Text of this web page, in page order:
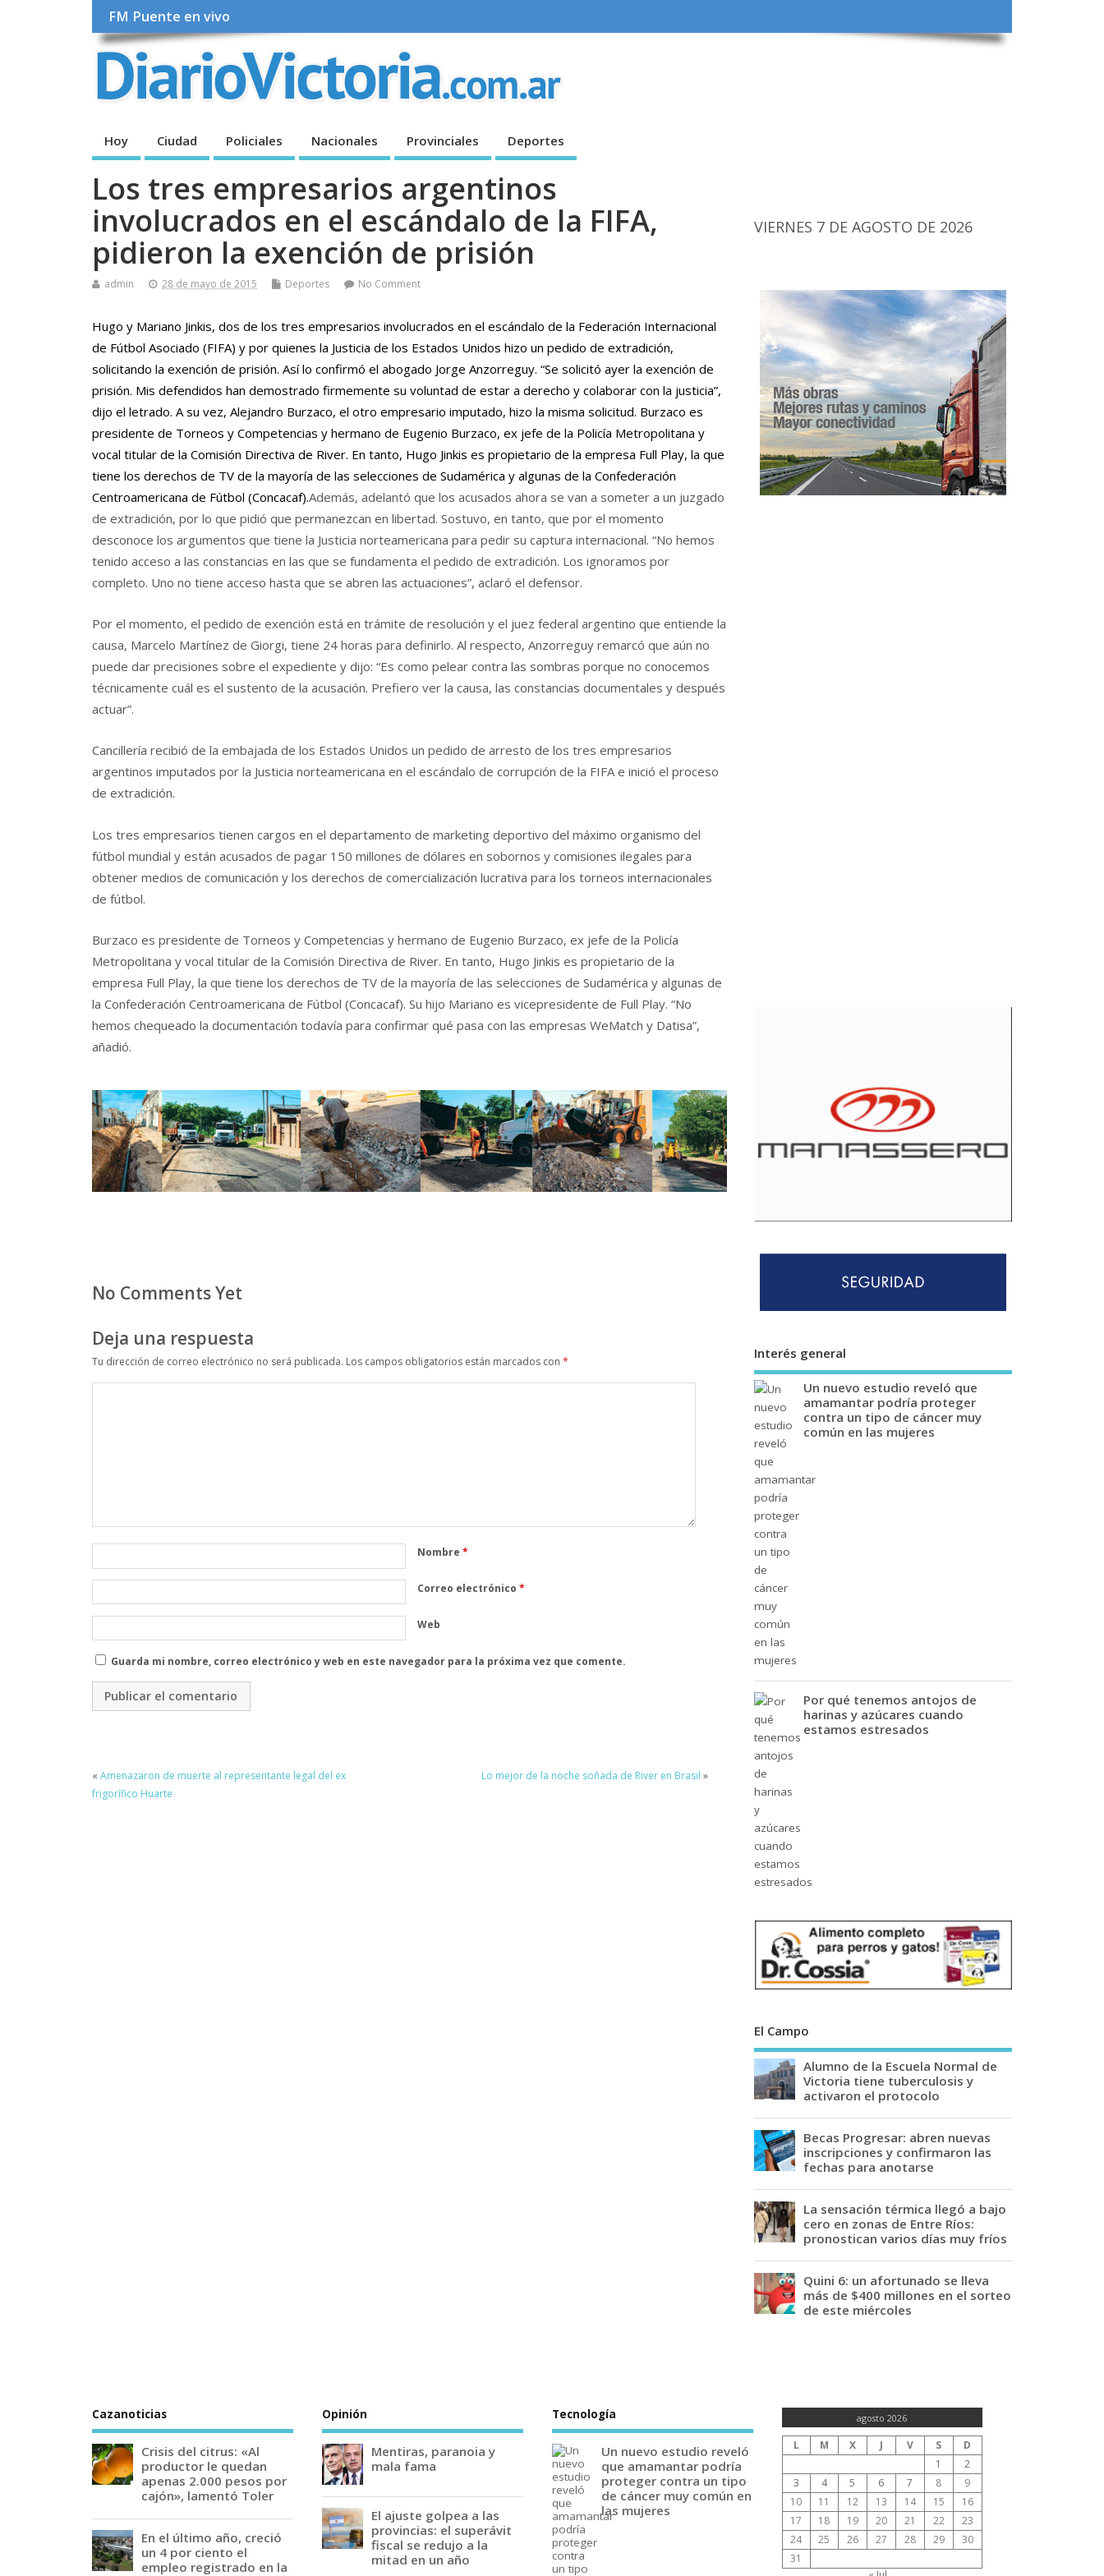
FM Puente en vivo
Hoy Ciudad Policiales Nacionales Provinciales Deportes
Los tres empresarios argentinos
involucrados en el escándalo de la FIFA,
pidieron la exención de prisión
admin 28 de mayo de 2015 Deportes No Comment
Hugo y Mariano Jinkis, dos de los tres empresarios involucrados en el escándalo de la Federación Internacional
de Fútbol Asociado (FIFA) y por quienes la Justicia de los Estados Unidos hizo un pedido de extradición,
solicitando la exención de prisión. Así lo confirmó el abogado Jorge Anzorreguy. “Se solicitó ayer la exención de
prisión. Mis defendidos han demostrado firmemente su voluntad de estar a derecho y colaborar con la justicia”,
dijo el letrado. A su vez, Alejandro Burzaco, el otro empresario imputado, hizo la misma solicitud. Burzaco es
presidente de Torneos y Competencias y hermano de Eugenio Burzaco, ex jefe de la Policía Metropolitana y
vocal titular de la Comisión Directiva de River. En tanto, Hugo Jinkis es propietario de la empresa Full Play, la que
tiene los derechos de TV de la mayoría de las selecciones de Sudamérica y algunas de la Confederación
Centroamericana de Fútbol (Concacaf).Además, adelantó que los acusados ahora se van a someter a un juzgado
de extradición, por lo que pidió que permanezcan en libertad. Sostuvo, en tanto, que por el momento
desconoce los argumentos que tiene la Justicia norteamericana para pedir su captura internacional. “No hemos
tenido acceso a las constancias en las que se fundamenta el pedido de extradición. Los ignoramos por
completo. Uno no tiene acceso hasta que se abren las actuaciones”, aclaró el defensor.
Por el momento, el pedido de exención está en trámite de resolución y el juez federal argentino que entiende la
causa, Marcelo Martínez de Giorgi, tiene 24 horas para definirlo. Al respecto, Anzorreguy remarcó que aún no
puede dar precisiones sobre el expediente y dijo: “Es como pelear contra las sombras porque no conocemos
técnicamente cuál es el sustento de la acusación. Prefiero ver la causa, las constancias documentales y después
actuar”.
Cancillería recibió de la embajada de los Estados Unidos un pedido de arresto de los tres empresarios
argentinos imputados por la Justicia norteamericana en el escándalo de corrupción de la FIFA e inició el proceso
de extradición.
Los tres empresarios tienen cargos en el departamento de marketing deportivo del máximo organismo del
fútbol mundial y están acusados de pagar 150 millones de dólares en sobornos y comisiones ilegales para
obtener medios de comunicación y los derechos de comercialización lucrativa para los torneos internacionales
de fútbol.
Burzaco es presidente de Torneos y Competencias y hermano de Eugenio Burzaco, ex jefe de la Policía
Metropolitana y vocal titular de la Comisión Directiva de River. En tanto, Hugo Jinkis es propietario de la
empresa Full Play, la que tiene los derechos de TV de la mayoría de las selecciones de Sudamérica y algunas de
la Confederación Centroamericana de Fútbol (Concacaf). Su hijo Mariano es vicepresidente de Full Play. “No
hemos chequeado la documentación todavía para confirmar qué pasa con las empresas WeMatch y Datisa”,
añadió.
No Comments Yet
Deja una respuesta
Tu dirección de correo electrónico no será publicada. Los campos obligatorios están marcados con *
Nombre *
Correo electrónico *
Web
Guarda mi nombre, correo electrónico y web en este navegador para la próxima vez que comente.
« Amenazaron de muerte al representante legal del ex
frigorífico Huarte
Lo mejor de la noche soñada de River en Brasil »
VIERNES 7 DE AGOSTO DE 2026
Interés general
Un nuevo estudio reveló que
amamantar podría proteger
contra un tipo de cáncer muy
común en las mujeres
Por qué tenemos antojos de
harinas y azúcares cuando
estamos estresados
El Campo
Alumno de la Escuela Normal de
Victoria tiene tuberculosis y
activaron el protocolo
Becas Progresar: abren nuevas
inscripciones y confirmaron las
fechas para anotarse
La sensación térmica llegó a bajo
cero en zonas de Entre Ríos:
pronostican varios días muy fríos
Quini 6: un afortunado se lleva
más de $400 millones en el sorteo
de este miércoles
Cazanoticias
Crisis del citrus: «Al
productor le quedan
apenas 2.000 pesos por
cajón», lamentó Toler
En el último año, creció
un 4 por ciento el
empleo registrado en la
Opinión
Mentiras, paranoia y
mala fama
El ajuste golpea a las
provincias: el superávit
fiscal se redujo a la
mitad en un año
Tecnología
Un nuevo estudio reveló
que amamantar podría
proteger contra un tipo
de cáncer muy común en
las mujeres
agosto 2026
L M X J V S
D
1
2
3
4 5 6 7 8
9
10
11 12 13 14 15
16
17
18 19 20 21 22
23
24
25 26 27 28 29
30
31